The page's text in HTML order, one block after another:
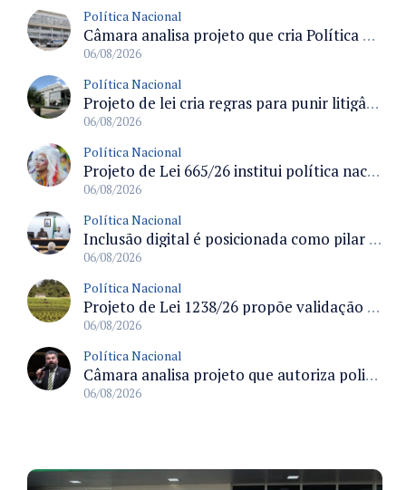
Política Nacional
Câmara analisa projeto que cria Política Nacional de Qualificação e Valorização da Preceptoria na Residência Médica
06/08/2026
Política Nacional
Projeto de lei cria regras para punir litigância abusiva reversa e integrar sistemas do Judiciário
06/08/2026
Política Nacional
Projeto de Lei 665/26 institui política nacional para prevenção ao transfeminicídio e prevê medidas de proteção e reparação
06/08/2026
Política Nacional
Inclusão digital é posicionada como pilar essencial da reurbanização de favelas e periferias
06/08/2026
Política Nacional
Projeto de Lei 1238/26 propõe validação automática do Cadastro Ambiental Rural para imóveis de até quatro módulos fiscais
06/08/2026
Política Nacional
Câmara analisa projeto que autoriza policiais civis embarcarem armados em aeronaves civis mediante regras
06/08/2026